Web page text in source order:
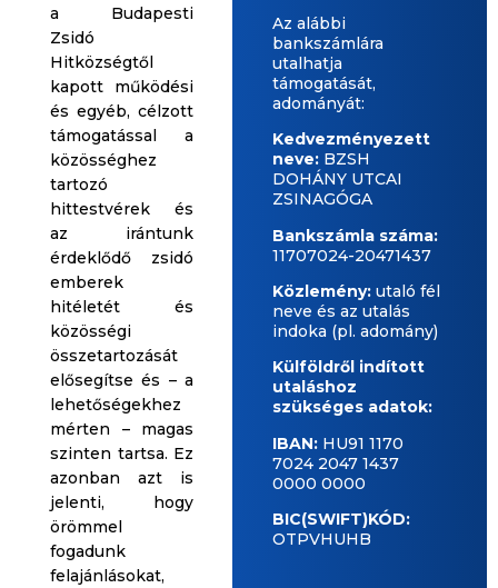
a Budapesti
Zsidó
Hitközségtől
kapott működési
és egyéb, célzott
támogatással a
közösséghez
tartozó
hittestvérek és
az irántunk
érdeklődő zsidó
emberek
hitéletét és
közösségi
összetartozását
elősegítse és – a
lehetőségekhez
mérten – magas
szinten tartsa. Ez
azonban azt is
jelenti, hogy
örömmel
fogadunk
felajánlásokat,
Az alábbi
bankszámlára
utalhatja
támogatását,
adományát:
Kedvezményezett
neve: BZSH
DOHÁNY UTCAI
ZSINAGÓGA
Bankszámla száma:
11707024-20471437
Közlemény: utaló fél
neve és az utalás
indoka (pl. adomány)
Külföldről indított
utaláshoz
szükséges adatok:
IBAN: HU91 1170
7024 2047 1437
0000 0000
BIC(SWIFT)KÓD:
OTPVHUHB